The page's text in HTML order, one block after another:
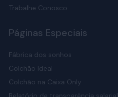
Trabalhe Conosco
Páginas Especiais
Fábrica dos sonhos
Colchão Ideal
Colchão na Caixa Only